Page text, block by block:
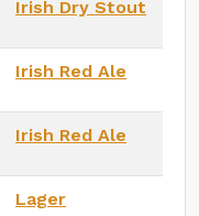
Irish Dry Stout
Irish Red Ale
Irish Red Ale
Lager